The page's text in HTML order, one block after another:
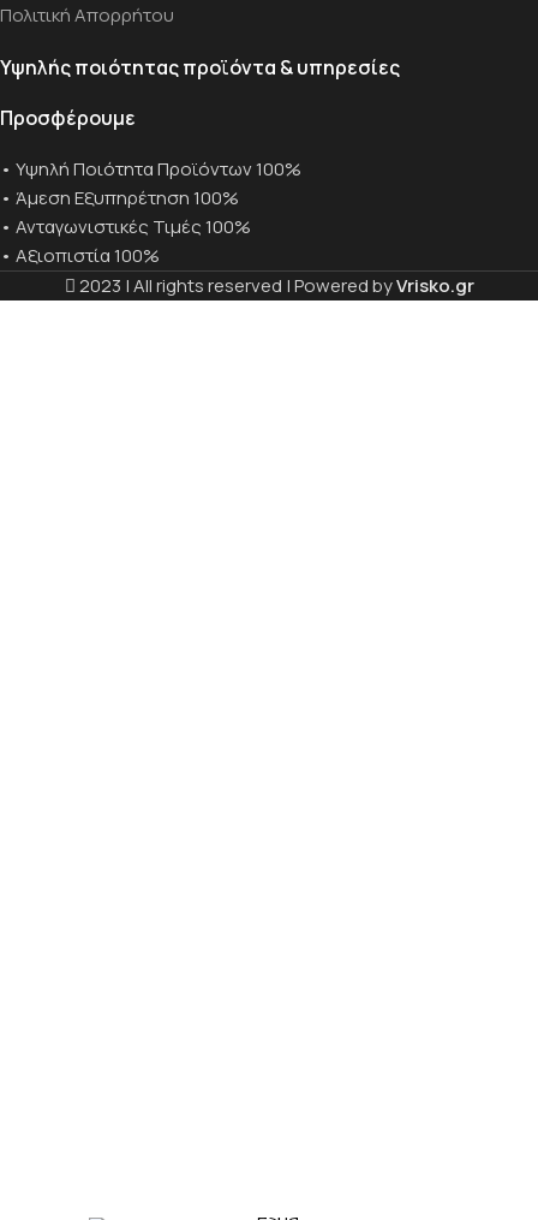
Πολιτική Απορρήτου
Υψηλής ποιότητας προϊόντα & υπηρεσίες
Προσφέρουμε
• Υψηλή Ποιότητα Προϊόντων 100%
• Άμεση Εξυπηρέτηση 100%
• Ανταγωνιστικές Τιμές 100%
• Αξιοπιστία 100%
2023 | All rights reserved | Powered byVrisko.gr